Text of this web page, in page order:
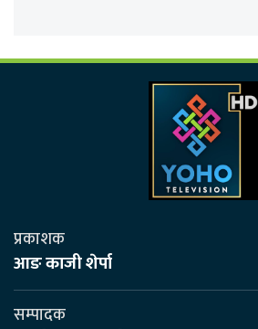
प्रकाशक
आङ काजी शेर्पा
सम्पादक